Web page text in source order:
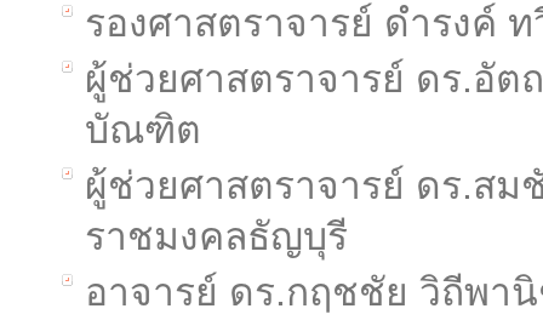
รองศาสตราจารย์ ดำรงค์
ผู้ช่วยศาสตราจารย์ ดร.อั
บัณฑิต
ผู้ช่วยศาสตราจารย์ ดร.ส
ราชมงคลธัญบุรี
อาจารย์ ดร.กฤชชัย วิถีพา